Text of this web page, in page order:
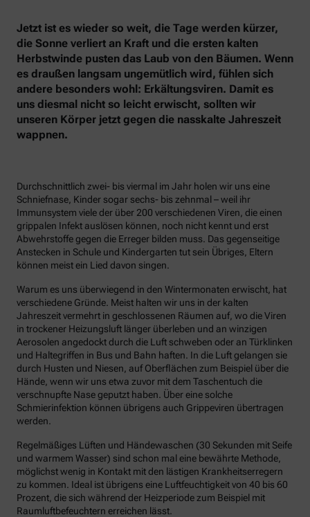
Jetzt ist es wieder so weit, die Tage werden kürzer,
die Sonne verliert an Kraft und die ersten kalten
Herbstwinde pusten das Laub von den Bäumen. Wenn
es draußen langsam ungemütlich wird, fühlen sich
andere besonders wohl: Erkältungsviren. Damit es
uns diesmal nicht so leicht erwischt, sollten wir
unseren Körper jetzt gegen die nasskalte Jahreszeit
wappnen.
Durchschnittlich zwei- bis viermal im Jahr holen wir uns eine
Schniefnase, Kinder sogar sechs- bis zehnmal – weil ihr
Immunsystem viele der über 200 verschiedenen Viren, die einen
grippalen Infekt auslösen können, noch nicht kennt und erst
Abwehrstoffe gegen die Erreger bilden muss. Das gegenseitige
Anstecken in Schule und Kindergarten tut sein Übriges, Eltern
können meist ein Lied davon singen.
Warum es uns überwiegend in den Wintermonaten erwischt, hat
verschiedene Gründe. Meist halten wir uns in der kalten
Jahreszeit vermehrt in geschlossenen Räumen auf, wo die Viren
in trockener Heizungsluft länger überleben und an winzigen
Aerosolen angedockt durch die Luft schweben oder an Türklinken
und Haltegriffen in Bus und Bahn haften. In die Luft gelangen sie
durch Husten und Niesen, auf Oberflächen zum Beispiel über die
Hände, wenn wir uns etwa zuvor mit dem Taschentuch die
verschnupfte Nase geputzt haben. Über eine solche
Schmierinfektion können übrigens auch Grippeviren übertragen
werden.
Regelmäßiges Lüften und Händewaschen (30 Sekunden mit Seife
und warmem Wasser) sind schon mal eine bewährte Methode,
möglichst wenig in Kontakt mit den lästigen Krankheitserregern
zu kommen. Ideal ist übrigens eine Luftfeuchtigkeit von 40 bis 60
Prozent, die sich während der Heizperiode zum Beispiel mit
Raumluftbefeuchtern erreichen lässt.